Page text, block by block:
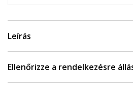
Leírás
Ellenőrizze a rendelkezésre